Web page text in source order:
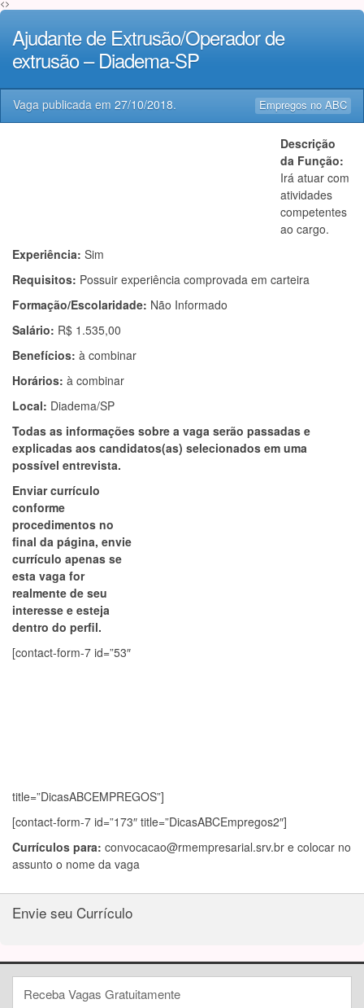
<>
Ajudante de Extrusão/Operador de
extrusão – Diadema-SP
Empregos no ABC
Vaga publicada em 27/10/2018.
Descrição
da Função:
Irá atuar com
atividades
competentes
ao cargo.
Experiência: Sim
Requisitos: Possuir experiência comprovada em carteira
Formação/Escolaridade: Não Informado
Salário: R$ 1.535,00
Benefícios: à combinar
Horários: à combinar
Local: Diadema/SP
Todas as informações sobre a vaga serão passadas e
explicadas aos candidatos(as) selecionados em uma
possível entrevista.
Enviar currículo
conforme
procedimentos no
final da página, envie
currículo apenas se
esta vaga for
realmente de seu
interesse e esteja
dentro do perfil.
[contact-form-7 id=”53″
title=”DicasABCEMPREGOS”]
[contact-form-7 id=”173″ title=”DicasABCEmpregos2″]
Currículos para: convocacao@rmempresarial.srv.br e colocar no
assunto o nome da vaga
Envie seu Currículo
Receba Vagas Gratuitamente